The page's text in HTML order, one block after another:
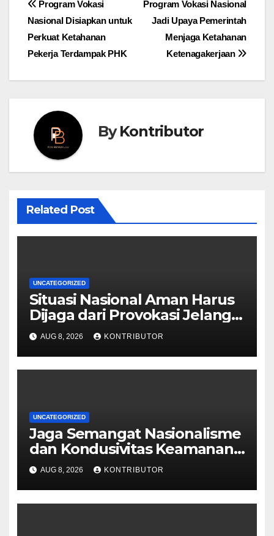
Post
navigation
Program Vokasi Nasional
Jadi Upaya Pemerintah
Menjaga Ketahanan
Ketenagakerjaan
Program Vokasi
Nasional Disiapkan untuk
Perkuat Ketahanan
Pekerja Terdampak PHK
ByKontributor
Related Post
UNCATEGORIZED
Situasi Nasional Aman Harus
Dijaga dari Provokasi Jelang
HUT ke-81 RI
AUG 8, 2026 KONTRIBUTOR
UNCATEGORIZED
Jaga Semangat Nasionalisme
dan Kondusivitas Keamanan
Papua Jelang HUT Ke-81 RI
AUG 8, 2026 KONTRIBUTOR